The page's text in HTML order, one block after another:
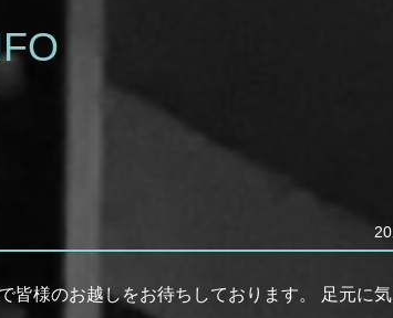
皆様のお越しをお待ちしております。 足元に